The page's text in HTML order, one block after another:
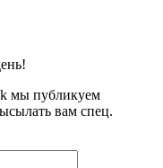
мы публикуем
вам спец.